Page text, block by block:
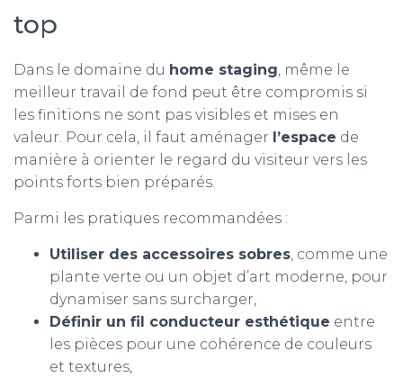
top
Dans le domaine du home staging, même le
meilleur travail de fond peut être compromis si
les finitions ne sont pas visibles et mises en
valeur. Pour cela, il faut aménager l’espace de
manière à orienter le regard du visiteur vers les
points forts bien préparés.
Parmi les pratiques recommandées :
Utiliser des accessoires sobres, comme une
plante verte ou un objet d’art moderne, pour
dynamiser sans surcharger,
Définir un fil conducteur esthétique entre
les pièces pour une cohérence de couleurs
et textures,